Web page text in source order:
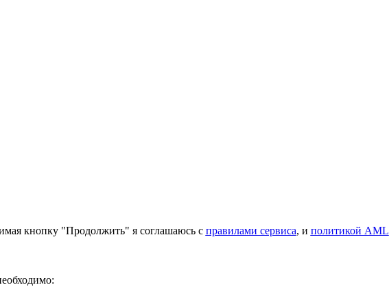
кнопку "Продолжить" я соглашаюсь с правилами сервиса, и политикой AML